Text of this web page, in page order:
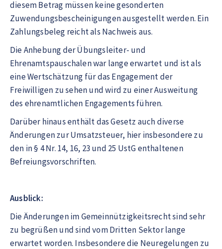
diesem Betrag müssen keine gesonderten
Zuwendungsbescheinigungen ausgestellt werden. Ein
Zahlungsbeleg reicht als Nachweis aus.
Die Anhebung der Übungsleiter- und
Ehrenamtspauschalen war lange erwartet und ist als
eine Wertschätzung für das Engagement der
Freiwilligen zu sehen und wird zu einer Ausweitung
des ehrenamtlichen Engagements führen.
Darüber hinaus enthält das Gesetz auch diverse
Änderungen zur Umsatzsteuer, hier insbesondere zu
den in § 4 Nr. 14, 16, 23 und 25 UstG enthaltenen
Befreiungsvorschriften.
Ausblick:
Die Änderungen im Gemeinnützigkeitsrecht sind sehr
zu begrüßen und sind vom Dritten Sektor lange
erwartet worden. Insbesondere die Neuregelungen zu